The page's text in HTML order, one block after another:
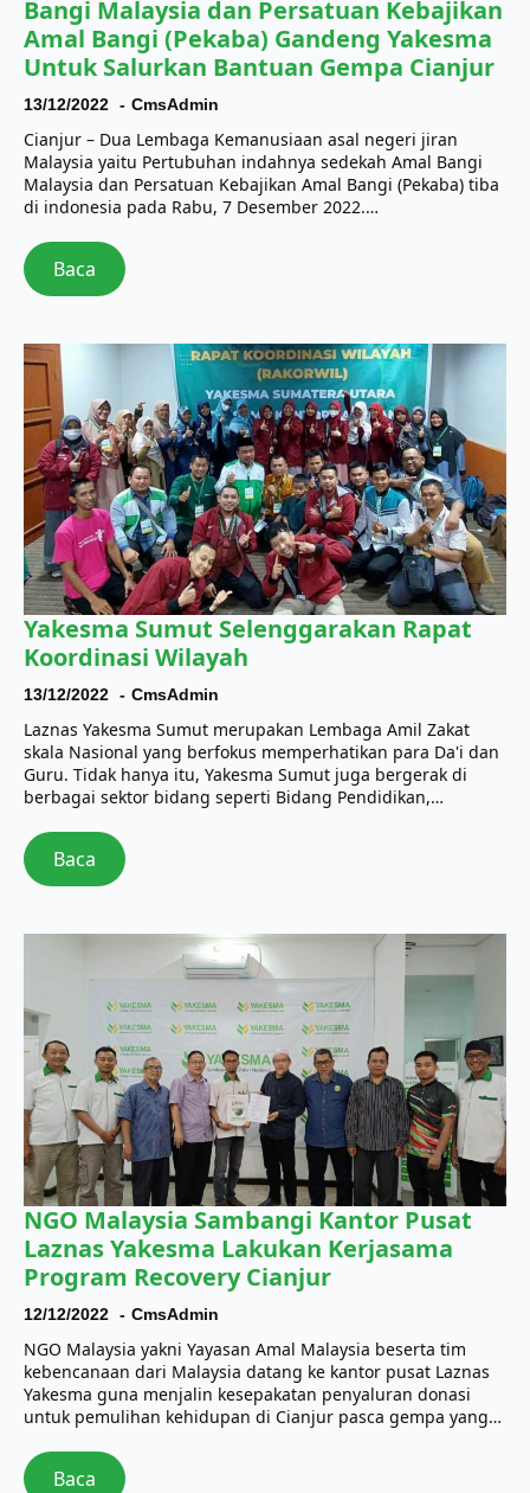
Bangi Malaysia dan Persatuan Kebajikan
Amal Bangi (Pekaba) Gandeng Yakesma
Untuk Salurkan Bantuan Gempa Cianjur
13/12/2022 CmsAdmin
Cianjur – Dua Lembaga Kemanusiaan asal negeri jiran
Malaysia yaitu Pertubuhan indahnya sedekah Amal Bangi
Malaysia dan Persatuan Kebajikan Amal Bangi (Pekaba) tiba
di indonesia pada Rabu, 7 Desember 2022.…
Baca
Yakesma Sumut Selenggarakan Rapat
Koordinasi Wilayah
13/12/2022 CmsAdmin
Laznas Yakesma Sumut merupakan Lembaga Amil Zakat
skala Nasional yang berfokus memperhatikan para Da'i dan
Guru. Tidak hanya itu, Yakesma Sumut juga bergerak di
berbagai sektor bidang seperti Bidang Pendidikan,…
Baca
NGO Malaysia Sambangi Kantor Pusat
Laznas Yakesma Lakukan Kerjasama
Program Recovery Cianjur
12/12/2022 CmsAdmin
NGO Malaysia yakni Yayasan Amal Malaysia beserta tim
kebencanaan dari Malaysia datang ke kantor pusat Laznas
Yakesma guna menjalin kesepakatan penyaluran donasi
untuk pemulihan kehidupan di Cianjur pasca gempa yang…
Baca